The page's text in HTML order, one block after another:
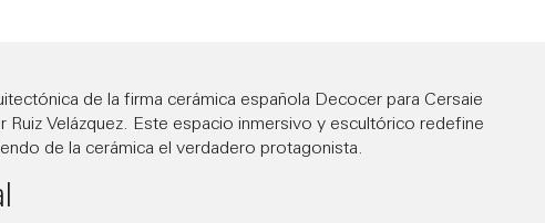
de la firma cerámica española Decocerpara Cersaie
Velázquez. Este espacio inmersivo y escultórico redefine
de la cerámica el verdadero protagonista.